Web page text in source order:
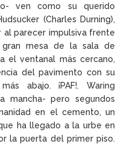
ven como su querido
(Charles Durning),
al parecer impulsiva frente
mesa de la sala de
el ventanal más cercano,
del pavimento con su
abajo. ¡PAF!. Waring
mancha- pero segundos
en el cemento, un
ha llegado a la urbe en
la puerta del primer piso.